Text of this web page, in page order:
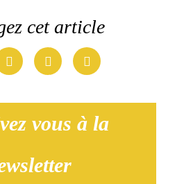
cet article
vous à la